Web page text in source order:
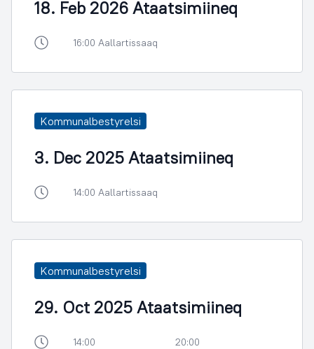
18. Feb 2026 Ataatsimiineq
16:00 Aallartissaaq
Kommunalbestyrelsi
3. Dec 2025 Ataatsimiineq
14:00 Aallartissaaq
Kommunalbestyrelsi
29. Oct 2025 Ataatsimiineq
14:00
20:00